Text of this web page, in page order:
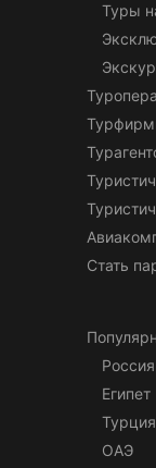
Туры
Стать
Россия
Египет
Турция
ОАЭ